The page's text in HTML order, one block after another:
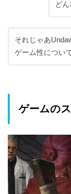
ど
それじゃあ
ゲーム性につい
ゲームの